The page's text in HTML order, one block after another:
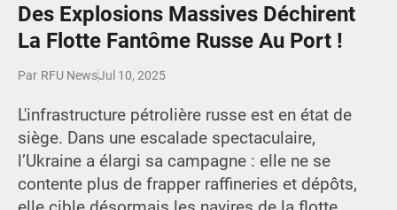
Des Explosions Massives Déchirent
La Flotte Fantôme Russe Au Port !
Par RFU NewsJul 10, 2025
L'infrastructure pétrolière russe est en état de
siège. Dans une escalade spectaculaire,
l’Ukraine a élargi sa campagne : elle ne se
contente plus de frapper raffineries et dépôts,